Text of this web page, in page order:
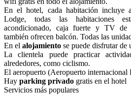
En el hotel, cada habitación incluye
Lodge, todas las habitaciones
acondicionado, caja fuerte y TV de
también ofrecen balcón. Todas las
En el alojamiento se puede disfrutar de
La clientela puede practicar
alrededores, como ciclismo.
El aeropuerto (Aeropuerto
Hay parking privado gratis en el hotel
Servicios más populares